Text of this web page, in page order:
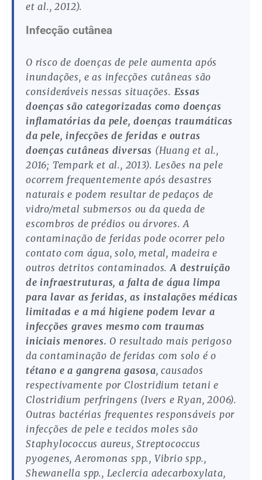
et al., 2012).
Infecção cutânea
O risco de doenças de pele aumenta após
inundações, e as infecções cutâneas são
consideráveis nessas situações. Essas
doenças são categorizadas como doenças
inflamatórias da pele, doenças traumáticas
da pele, infecções de feridas e outras
doenças cutâneas diversas (Huang et al.,
2016; Tempark et al., 2013). Lesões na pele
ocorrem frequentemente após desastres
naturais e podem resultar de pedaços de
vidro/metal submersos ou da queda de
escombros de prédios ou árvores. A
contaminação de feridas pode ocorrer pelo
contato com água, solo, metal, madeira e
outros detritos contaminados.A destruição
de infraestruturas, a falta de água limpa
para lavar as feridas, as instalações médicas
limitadas e a má higiene podem levar a
infecções graves mesmo com traumas
iniciais menores. O resultado mais perigoso
da contaminação de feridas com solo é o
tétano e a gangrena gasosa, causados
respectivamente por Clostridium tetani e
Clostridium perfringens (Ivers e Ryan, 2006).
Outras bactérias frequentes responsáveis por
infecções de pele e tecidos moles são
Staphylococcus aureus, Streptococcus
pyogenes, Aeromonas spp., Vibrio spp.,
Shewanella spp., Leclercia adecarboxylata,